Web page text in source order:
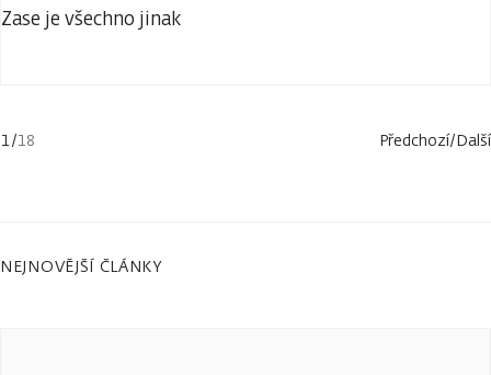
Zase je všechno jinak
1/18 Předchozí/Další
NEJNOVĚJŠÍ ČLÁNKY